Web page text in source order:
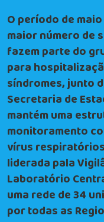
O período de
maior número de
fazem parte do
para
síndromes, junto
Secretaria de
mantém uma
monitoramento
vírus
liderada pala
Laboratório
uma rede de 34
por todas as